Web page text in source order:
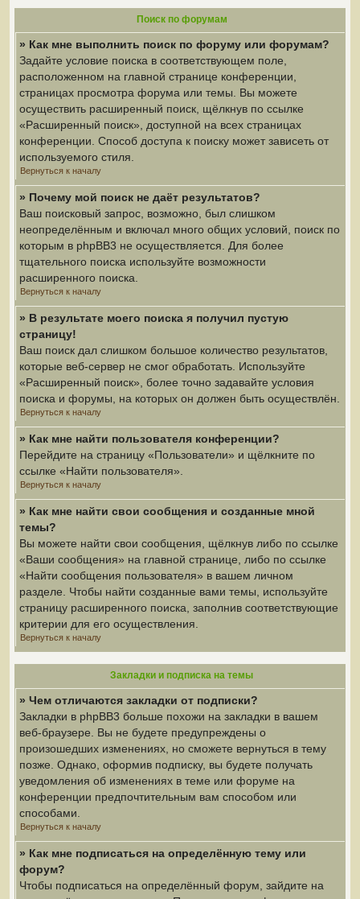
Поиск по форумам
» Как мне выполнить поиск по форуму или форумам?
Задайте условие поиска в соответствующем поле,
расположенном на главной странице конференции,
страницах просмотра форума или темы. Вы можете
осуществить расширенный поиск, щёлкнув по ссылке
«Расширенный поиск», доступной на всех страницах
конференции. Способ доступа к поиску может зависеть от
используемого стиля.
Вернуться к началу
» Почему мой поиск не даёт результатов?
Ваш поисковый запрос, возможно, был слишком
неопределённым и включал много общих условий, поиск по
которым в phpBB3 не осуществляется. Для более
тщательного поиска используйте возможности
расширенного поиска.
Вернуться к началу
» В результате моего поиска я получил пустую
страницу!
Ваш поиск дал слишком большое количество результатов,
которые веб-сервер не смог обработать. Используйте
«Расширенный поиск», более точно задавайте условия
поиска и форумы, на которых он должен быть осуществлён.
Вернуться к началу
» Как мне найти пользователя конференции?
Перейдите на страницу «Пользователи» и щёлкните по
ссылке «Найти пользователя».
Вернуться к началу
» Как мне найти свои сообщения и созданные мной
темы?
Вы можете найти свои сообщения, щёлкнув либо по ссылке
«Ваши сообщения» на главной странице, либо по ссылке
«Найти сообщения пользователя» в вашем личном
разделе. Чтобы найти созданные вами темы, используйте
страницу расширенного поиска, заполнив соответствующие
критерии для его осуществления.
Вернуться к началу
Закладки и подписка на темы
» Чем отличаются закладки от подписки?
Закладки в phpBB3 больше похожи на закладки в вашем
веб-браузере. Вы не будете предупреждены о
произошедших изменениях, но сможете вернуться в тему
позже. Однако, оформив подписку, вы будете получать
уведомления об изменениях в теме или форуме на
конференции предпочтительным вам способом или
способами.
Вернуться к началу
» Как мне подписаться на определённую тему или
форум?
Чтобы подписаться на определённый форум, зайдите на